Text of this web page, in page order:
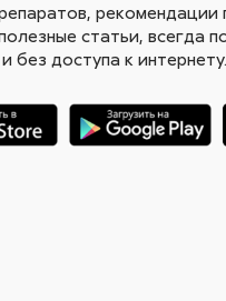
рекомендации
статьи, всегда
без доступа к интернету.